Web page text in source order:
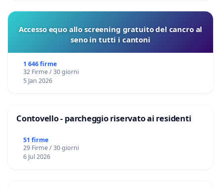
Accesso equo allo screening gratuito del cancro al
seno in tutti i cantoni
1 646 firme
32 Firme / 30 giorni
5 Jan 2026
Contovello - parcheggio riservato ai residenti
51 firme
29 Firme / 30 giorni
6 Jul 2026